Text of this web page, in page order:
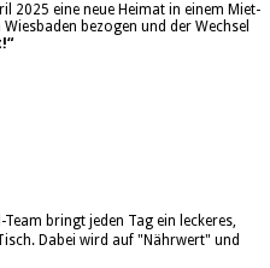
2025 eine neue Heimat in einem Miet-
bezogen und der Wechsel
bringt jeden Tag ein leckeres,
Dabei wird auf "Nährwert" und